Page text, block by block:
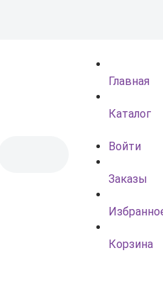
Главная
Каталог
Войти
Заказы
Корзина